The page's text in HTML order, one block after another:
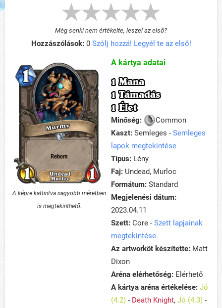
Még senki nem értékelte, leszel az első?
Hozzászólások:0 Szólj hozzá! Legyél te az első!
A képre kattintva nagyobb méretben
is megtekinthető.
A kártya adatai
1 Mana
1 Támadás
1 Élet
Minőség:
Common
Kaszt: Semleges - Semleges
lapok megtekintése
Típus: Lény
Faj: Undead, Murloc
Formátum: Standard
Megjelenési dátum:
2023.04.11
Szett: Core - Szett lapjainak
megtekintése
Az artworköt készítette: Matt
Dixon
Aréna elérhetőség: Elérhető
A kártya aréna értékelése: Jó
(4.2) - Death Knight, Jó (4.3) -